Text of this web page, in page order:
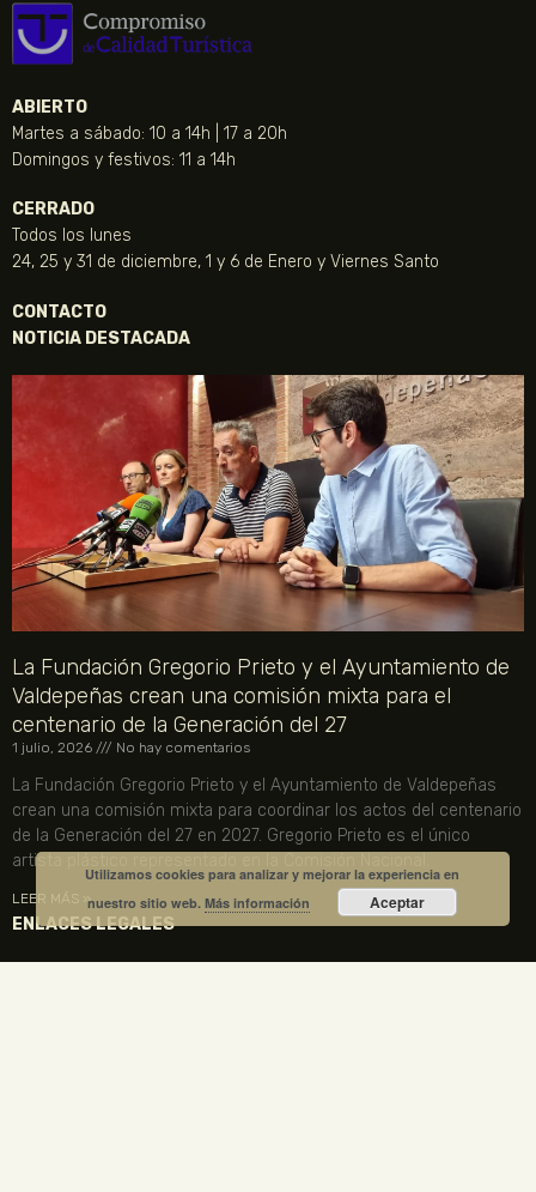
ABIERTO
Martes a sábado: 10 a 14h | 17 a 20h
Domingos y festivos: 11 a 14h
CERRADO
Todos los lunes
24, 25 y 31 de diciembre, 1 y 6 de Enero y Viernes Santo
CONTACTO
NOTICIA DESTACADA
La Fundación Gregorio Prieto y el Ayuntamiento de
Valdepeñas crean una comisión mixta para el
centenario de la Generación del 27
1 julio, 2026 No hay comentarios
La Fundación Gregorio Prieto y el Ayuntamiento de Valdepeñas
crean una comisión mixta para coordinar los actos del centenario
de la Generación del 27 en 2027. Gregorio Prieto es el único
artista plástico representado en la Comisión Nacional.
LEER MÁS »
ENLACES LEGALES
Utilizamos cookies para analizar y mejorar la experiencia en
nuestro sitio web.Más información Aceptar